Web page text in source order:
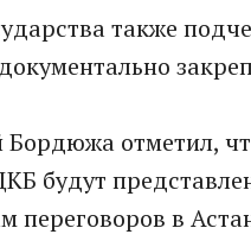
также
Бордюжа отметил,
будут
переговоров в